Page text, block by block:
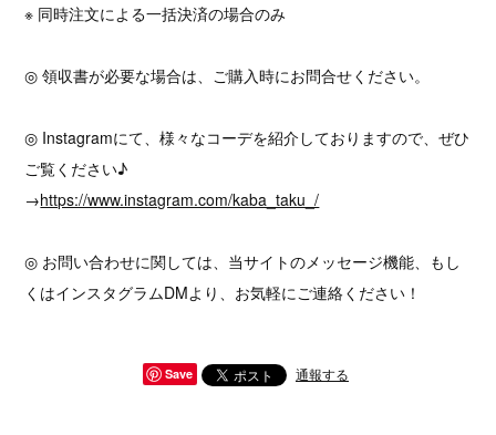
※ 同時注文による一括決済の場合のみ
◎ 領収書が必要な場合は、ご購入時にお問合せください。
◎ Instagramにて、様々なコーデを紹介しておりますので、ぜひ
ご覧ください♪
→https://www.instagram.com/kaba_taku_/
◎ お問い合わせに関しては、当サイトのメッセージ機能、もし
くはインスタグラムDMより、お気軽にご連絡ください！
Save 通報する